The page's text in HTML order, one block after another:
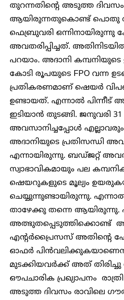
തുറന്നതിന്റെ അടുത്ത ദിവസം
ആയിരുന്നതുകൊണ്ട് പൊതു
ഫെബ്രുവരി ഒന്നിനായിരുന്നു
അവതരിപ്പിച്ചത്.
പറയാം. അദാനി
കോടി രൂപയുടെ FPO വന്ന
പ്രതികരണമാണ് ഷെയർ
ഉണ്ടായത്. എന്നാൽ പിന്നീട്
ഇടിയാൻ തുടങ്ങി. ജനുവരി 31
അവസാനിച്ചപ്പോൾ
അദാനിയുടെ പ്രതിസന്ധി
എന്നായിരുന്നു. ബഡ്ജറ്റ്
സ്വാഭാവികമായും പല
ഷെയറുകളുടെ മൂല്യം
ചെയ്യുന്നുണ്ടായിരുന്നു.
താഴേക്കു തന്നെ ആയിരുന്നു.
അത്ഭുതപ്പെടുത്തിക്കൊണ്ട്
എന്റർപ്രൈസസ് അതിന്റെ
ഓഫർ
മുടക്കിയവർക്ക് അത്
ഔപചാരിക പ്രഖ്യാപനം രാത്രി
അടുത്ത ദിവസം രാവിലെ